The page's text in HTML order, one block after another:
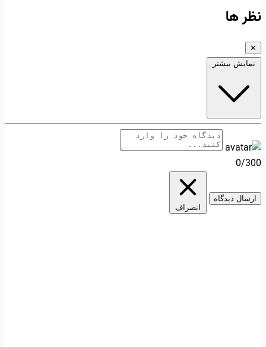
نظر ها
✕
نمایش بیشتر
0/300
ارسال دیدگاه
انصراف